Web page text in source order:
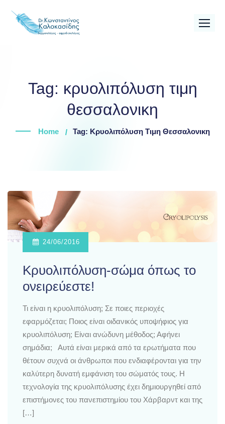
Tag: κρυολιπόλυση τιμη
θεσσαλονικη
Home Tag: Κρυολιπόλυση Τιμη Θεσσαλονικη
24/06/2016
Κρυολιπόλυση-σώμα όπως το
ονειρεύεστε!
Τι είναι η κρυολιπόλυση; Σε ποιες περιοχές
εφαρμόζεται; Ποιος είναι οιδανικός υποψήφιος για
κρυολιπόλυση; Είναι ανώδυνη μέθοδος; Αφήνει
σημάδια; Αυτά είναι μερικά από τα ερωτήματα που
θέτουν συχνά οι άνθρωποι που ενδιαφέρονται για την
καλύτερη δυνατή εμφάνιση του σώματός τους. Η
τεχνολογία της κρυολιπόλυσης έχει δημιουργηθεί από
επιστήμονες του πανεπιστημίου του Χάρβαρντ και της
[…]